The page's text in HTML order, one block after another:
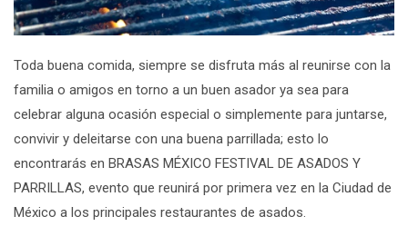
Toda buena comida, siempre se disfruta más al reunirse con la
familia o amigos en torno a un buen asador ya sea para
celebrar alguna ocasión especial o simplemente para juntarse,
convivir y deleitarse con una buena parrillada; esto lo
encontrarás en BRASAS MÉXICO FESTIVAL DE ASADOS Y
PARRILLAS, evento que reunirá por primera vez en la Ciudad de
México a los principales restaurantes de asados.